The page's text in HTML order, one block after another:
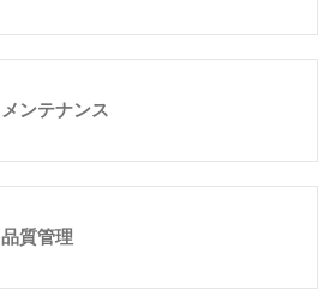
メンテナンス
品質管理